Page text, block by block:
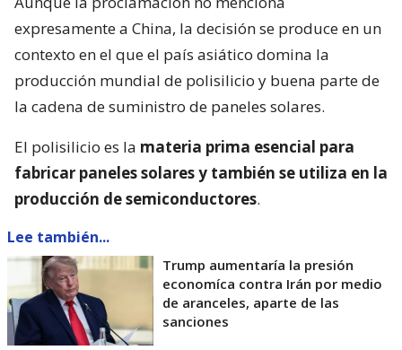
expresamente a China, la decisión se produce en un
contexto en el que el país asiático domina la
producción mundial de polisilicio y buena parte de
la cadena de suministro de paneles solares.
El polisilicio es la materia prima esencial para
fabricar paneles solares y también se utiliza en la
producción de semiconductores.
Lee también...
Trump aumentaría la presión
economíca contra Irán por medio
de aranceles, aparte de las
sanciones